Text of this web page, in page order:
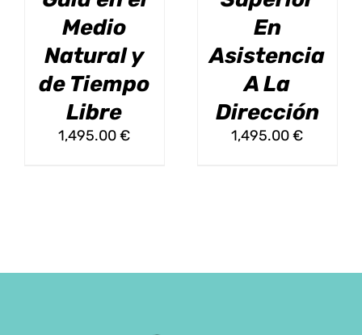
PUEDEN
ELEGIR
EN
LA
PÁGINA
DE
PRODUCTO
Medio
Natural y
de Tiempo
Libre
1,495.00€
PUEDEN
EN
LA
PÁGINA
DE
En
Asistencia
A La
Dirección
1,495.00€